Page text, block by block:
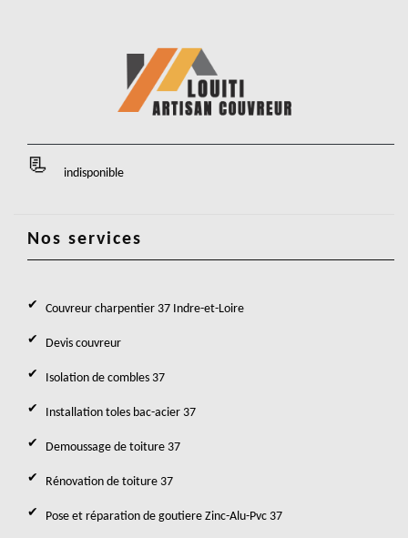
indisponible
Nos services
Couvreur charpentier 37 Indre-et-Loire
Devis couvreur
Isolation de combles 37
Installation toles bac-acier 37
Demoussage de toiture 37
Rénovation de toiture 37
Pose et réparation de goutiere Zinc-Alu-Pvc 37